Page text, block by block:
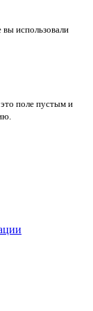
использовали
поле пустым и